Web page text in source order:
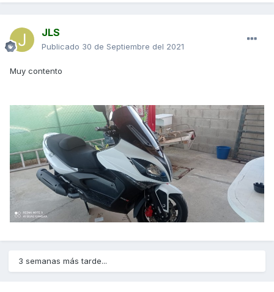
JLS
Publicado 30 de Septiembre del 2021
Muy contento
3 semanas más tarde...